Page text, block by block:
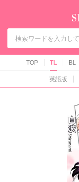
TOP TL BL
英語版